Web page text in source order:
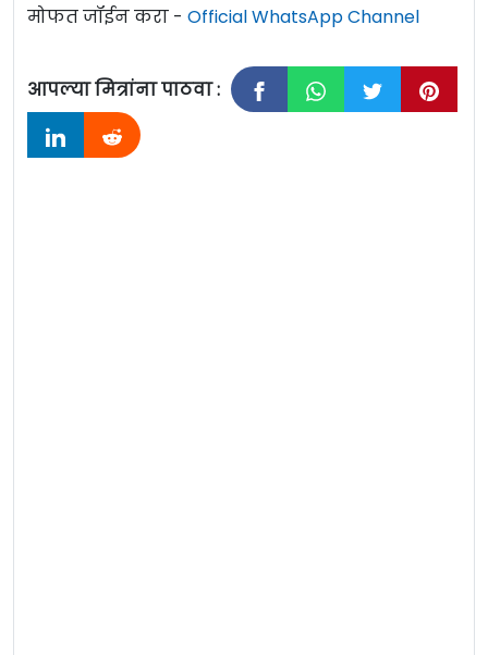
मोफत जॉईन करा - Official WhatsApp Channel
आपल्या मित्रांना पाठवा :